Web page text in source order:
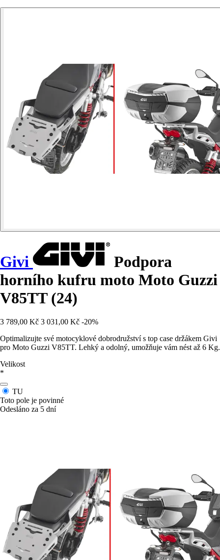
Givi
Podpora
horního kufru moto Moto Guzzi
V85TT (24)
3 789,00 Kč 3 031,00 Kč -20%
Optimalizujte své motocyklové dobrodružství s top case držákem Givi
pro Moto Guzzi V85TT. Lehký a odolný, umožňuje vám nést až 6 Kg.
Velikost
*
TU
Toto pole je povinné
Odesláno za 5 dní